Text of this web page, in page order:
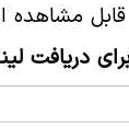
مشاهده
دریافت